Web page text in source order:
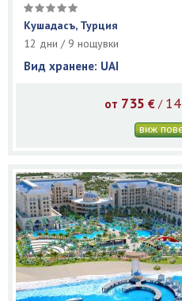
Кушадасъ, Турция
12 дни / 9 нощувки
Вид хранене: UAI
от 735 € /
виж